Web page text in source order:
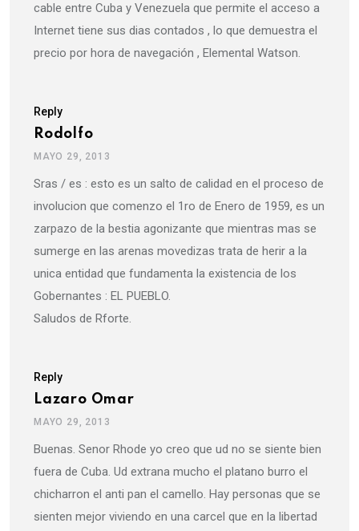
cable entre Cuba y Venezuela que permite el acceso a
Internet tiene sus dias contados , lo que demuestra el
precio por hora de navegación , Elemental Watson.
Reply
Rodolfo
MAYO 29, 2013
Sras / es : esto es un salto de calidad en el proceso de
involucion que comenzo el 1ro de Enero de 1959, es un
zarpazo de la bestia agonizante que mientras mas se
sumerge en las arenas movedizas trata de herir a la
unica entidad que fundamenta la existencia de los
Gobernantes : EL PUEBLO.
Saludos de Rforte.
Reply
Lazaro Omar
MAYO 29, 2013
Buenas. Senor Rhode yo creo que ud no se siente bien
fuera de Cuba. Ud extrana mucho el platano burro el
chicharron el anti pan el camello. Hay personas que se
sienten mejor viviendo en una carcel que en la libertad